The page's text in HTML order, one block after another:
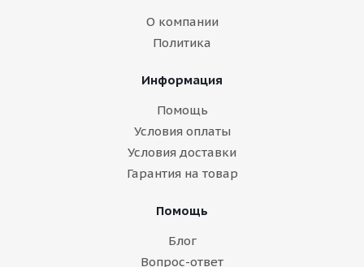
О компании
Политика
Информация
Помощь
Условия оплаты
Условия доставки
Гарантия на товар
Помощь
Блог
Вопрос-ответ